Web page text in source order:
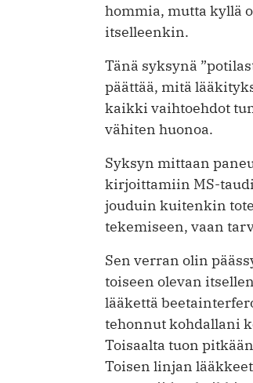
hommia, mutta kyllä
itselleenkin.
Tänä syksynä
päättää, mitä
kaikki vaihtoehdot
vähiten huonoa.
Syksyn mittaan
kirjoittamiin MS-
jouduin kuitenkin
tekemiseen, vaan
Sen verran olin
toiseen olevan
lääkettä
tehonnut kohdallani
Toisaalta tuon
Toisen linjan